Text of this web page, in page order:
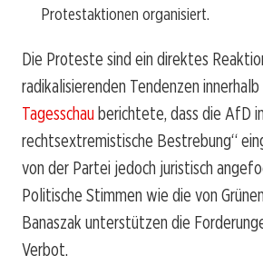
Protestaktionen organisiert.
Die Proteste sind ein direktes
radikalisierenden Tendenzen
Tagesschau berichtete, dass die AfD
rechtsextremistische Bestrebung“
von der Partei jedoch juristisch
Politische Stimmen wie die von
Banaszak unterstützen die
Verbot.